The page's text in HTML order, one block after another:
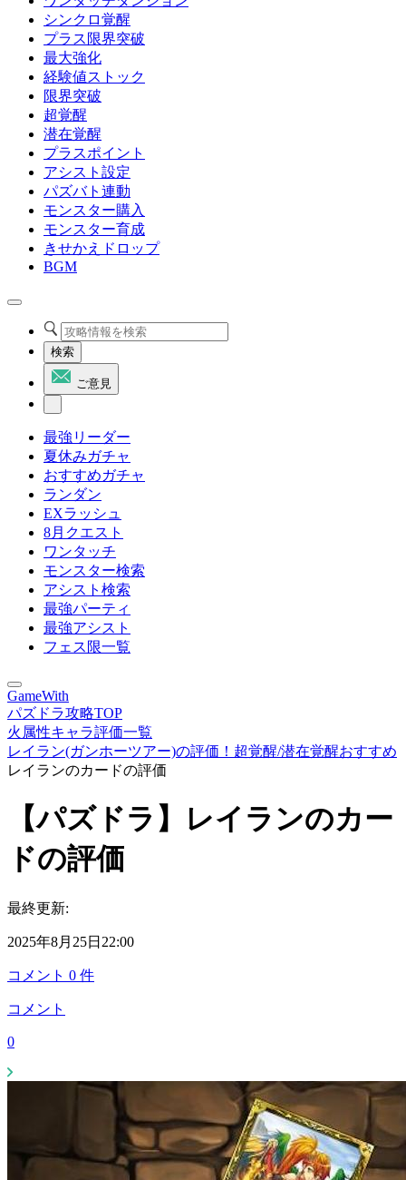
シンクロ覚醒
プラス限界突破
最大強化
経験値ストック
限界突破
超覚醒
潜在覚醒
プラスポイント
アシスト設定
パズバト連動
モンスター購入
モンスター育成
きせかえドロップ
BGM
検索
ご意見
最強リーダー
夏休みガチャ
おすすめガチャ
ランダン
EXラッシュ
8月クエスト
ワンタッチ
モンスター検索
アシスト検索
最強パーティ
最強アシスト
フェス限一覧
GameWith
パズドラ攻略TOP
火属性キャラ評価一覧
レイラン(ガンホーツアー)の評価！超覚醒/潜在覚醒おすすめ
レイランのカードの評価
【パズドラ】レイランのカー
ドの評価
最終更新:
2025年8月25日22:00
コメント 0 件
コメント
0